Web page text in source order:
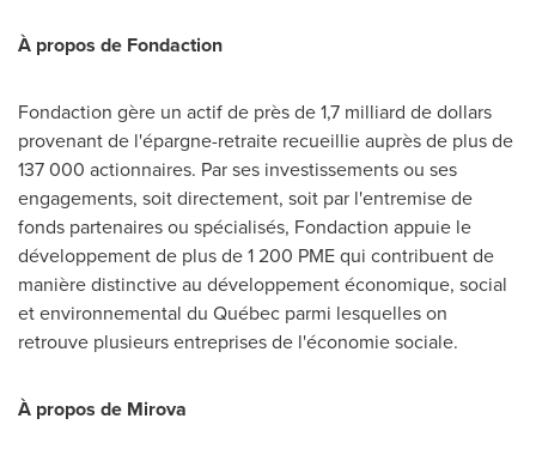
À propos de Fondaction
Fondaction gère un actif de près de 1,7 milliard de dollars
provenant de l'épargne-retraite recueillie auprès de plus de
137 000 actionnaires. Par ses investissements ou ses
engagements, soit directement, soit par l'entremise de
fonds partenaires ou spécialisés, Fondaction appuie le
développement de plus de 1 200 PME qui contribuent de
manière distinctive au développement économique, social
et environnemental du Québec parmi lesquelles on
retrouve plusieurs entreprises de l'économie sociale.
À propos de Mirova